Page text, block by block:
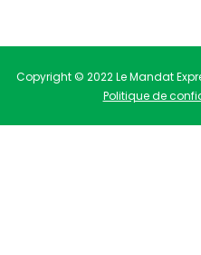
Copyright © 2022 Le Mandat
Politique de